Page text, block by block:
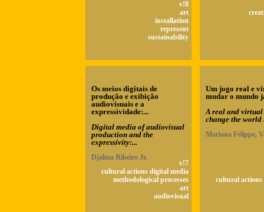
v!8
art
installation
represent
sustainability
Os meios digitais de
produção e exibição
audiovisuais e a
expressividade:...
Digital media of audiovisual
production and the
expressivity:...
Djalma Ribeiro Jr.
v!7
cultural actions digital media
methodological processes
art
audiovisual
Um jogo real e
mudar o mundo
A real and virtual
change the world
Mariana Felippe,
cultural actions